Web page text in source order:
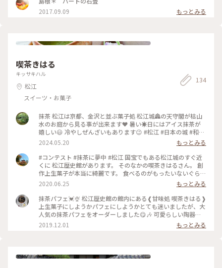
2017.09.09
もっとみる
喫茶きはる
キッサキハル
松江
スイーツ・お菓子
134
抹茶 松江は京都、金沢と並ぶ菓子処 松江城🏯の天守閣が枯山
水のお庭から見る事が出来ます❤️ 暑い☀️日にはアイス抹茶が
嬉しい😃 冷やしぜんざいもあります😉 #松江 #日本の城 #和菓
子 #抹茶のとりこ 松江歴史館内にあります。
2024.05.20
もっとみる
#コンテスト #抹茶に夢中 #松江 国宝でもある松江城のすぐ近
くに 松江歴史館があります。 そのなかの喫茶きはるさん。 創
作上生菓子が本当に綺麗です。 食べるのがもったいないぐらい
です。
2020.06.25
もっとみる
抹茶パフェ💓🍨 松江歴史館の館内にある❰甘味処 喫茶きはる❱
上生菓子にしようかパフェにしようかとても迷いましたが、大
人気の抹茶パフェをオーダーしました😋🎶 可愛らしい陶器の
入れ物には抹茶ゼリー、白玉、玄米フレーク、抹茶アイスが入
っていてとても贅沢な和スイーツです😋😋😋💓 紅白の白玉は
た😋💓 #抹茶パフェ#喫茶きはる#松江歴史館
2019.12.01 もっとみる